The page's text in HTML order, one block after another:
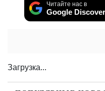
Читайте нас в
Google Discover
Загрузка...